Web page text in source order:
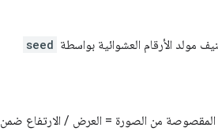
مولد الأرقام العشوائية بواسطة seed
المقصوصة من الصورة = العرض / الارتفاع ضمن